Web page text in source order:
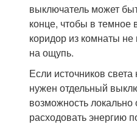
выключатель может
конце, чтобы в темное
коридор из комнаты
на ощупь.
Если источников
нужен отдельный
возможность
расходовать энергию